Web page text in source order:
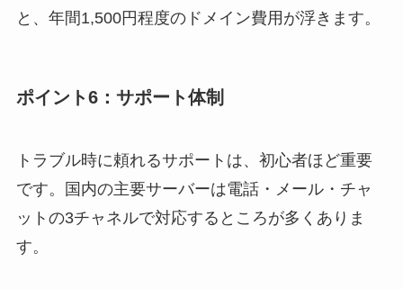
と、年間1,500円程度のドメイン費用が浮きます。
ポイント6：サポート体制
トラブル時に頼れるサポートは、初心者ほど重要
です。国内の主要サーバーは電話・メール・チャ
ットの3チャネルで対応するところが多くありま
す。